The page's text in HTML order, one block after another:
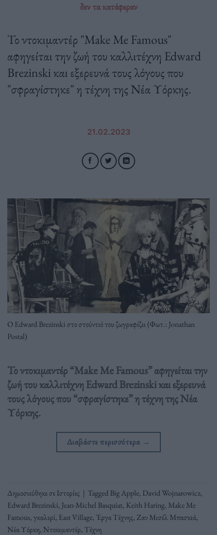
δεν τα κατάφεραν
Το ντοκιμαντέρ "Make Me Famous"
αφηγείται την ζωή του καλλιτέχνη Edward
Brezinski και εξερευνά τους λόγους που
"σφραγίστηκε" η τέχνη της Νέα Υόρκης.
21.02.2023
Ο Edward Brezinski στο στούντιό του ζωγραφίζει (Φωτ.: Jonathan
Postal)
Το ντοκιμαντέρ “Make Me Famous” αφηγείται την
ζωή του καλλιτέχνη Edward Brezinski και εξερευνά
τους λόγους που “σφραγίστηκε” η τέχνη της Νέα
Υόρκης.
Διαβάστε περισσότερα →
Δημοσιεύθηκε σεΙστορίες | TaggedBig Apple, David Wojnarowicz,
Edward Brezinski, Jean-Michel Basquiat, Keith Haring, Make Me
Famous,γκαλερί, Εast Village,Έργα Τέχνης,Ζαν Μισέλ Μπασκιά,
Νέα Υόρκη, Ντοκιμαντέρ, Τέχνη